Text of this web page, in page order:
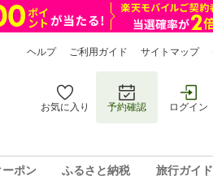
ヘルプ ご利用ガイド サイトマップ
お気に入り 予約確認 ログイン
ポン ふるさと納税 旅行ガイド